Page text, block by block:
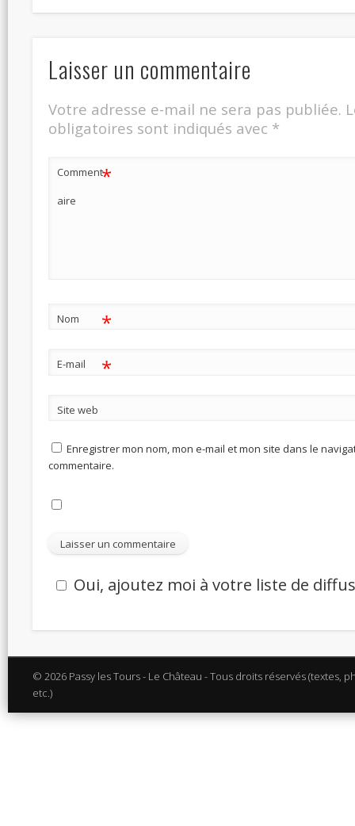
Laisser un commentaire
Votre adresse e-mail ne sera pas publiée.
obligatoires sont indiqués avec *
Comment
aire
*
Nom *
E-mail *
Site web
Enregistrer mon nom, mon e-mail et mon site dans le
commentaire.
Oui, ajoutez moi à votre liste de
© 2026 Passy les Tours - Le Château - Tous droits réservés (textes,
etc.)